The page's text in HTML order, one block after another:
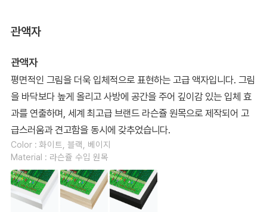
관액자
관액자
평면적인 그림을 더욱 입체적으로 표현하는 고급 액자입니다. 그림
을 바닥보다 높게 올리고 사방에 공간을 주어 깊이감 있는 입체 효
과를 연출하며, 세계 최고급 브랜드 라슨쥴 원목으로 제작되어 고
급스러움과 견고함을 동시에 갖추었습니다.
Color : 화이트, 블랙, 베이지
Material : 라슨쥴 수입 원목